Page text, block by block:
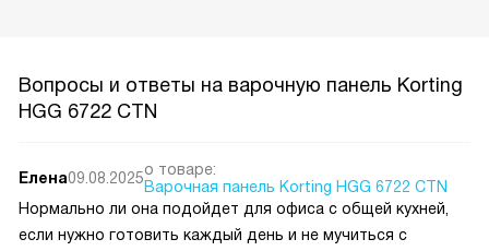
Вопросы и ответы на варочную панель Korting
Елена09.08.2025о товаре:
Варочная панель Korting HGG 6722 CTN
Нормально ли она подойдет для офиса с общей кухней,